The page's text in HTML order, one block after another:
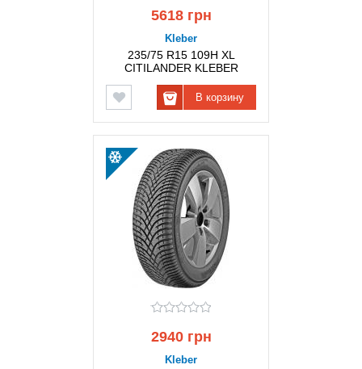
5618 грн
Kleber
235/75 R15 109H XL
CITILANDER KLEBER
В корзину
2940 грн
Kleber